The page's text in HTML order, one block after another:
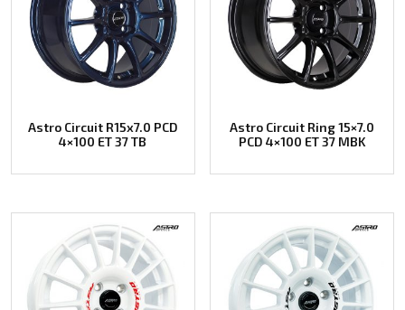
Astro Circuit R15x7.0 PCD
4×100 ET 37 TB
Astro Circuit Ring 15×7.0
PCD 4×100 ET 37 MBK